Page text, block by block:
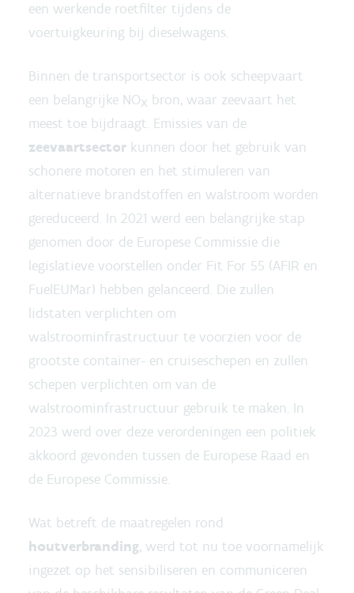
een werkende roetfilter tijdens de
voertuigkeuring bij dieselwagens.
Binnen de transportsector is ook scheepvaart
een belangrijke NOx bron, waar zeevaart het
meest toe bijdraagt. Emissies van de
zeevaartsector kunnen door het gebruik van
schonere motoren en het stimuleren van
alternatieve brandstoffen en walstroom worden
gereduceerd. In 2021 werd een belangrijke stap
genomen door de Europese Commissie die
legislatieve voorstellen onder Fit For 55 (AFIR en
FuelEUMar) hebben gelanceerd. Die zullen
lidstaten verplichten om
walstroominfrastructuur te voorzien voor de
grootste container- en cruiseschepen en zullen
schepen verplichten om van de
walstroominfrastructuur gebruik te maken. In
2023 werd over deze verordeningen een politiek
akkoord gevonden tussen de Europese Raad en
de Europese Commissie.
Wat betreft de maatregelen rond
houtverbranding, werd tot nu toe voornamelijk
ingezet op het sensibiliseren en communiceren